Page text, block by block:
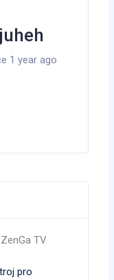
1 year ago
TV
pro